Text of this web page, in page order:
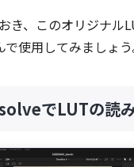
き、このオリジナル
使用してみましょう
でLUTの読